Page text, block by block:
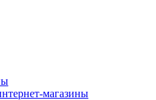
магазины